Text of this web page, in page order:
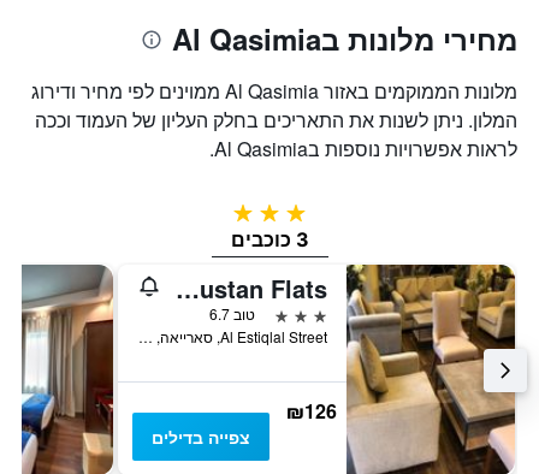
מחירי מלונות בAl Qasimia
מלונות הממוקמים באזור Al Qasimia ממוינים לפי מחיר ודירוג
המלון. ניתן לשנות את התאריכים בחלק העליון של העמוד וככה
לראות אפשרויות נוספות בAl Qasimia.
3 כוכבים
3 כוכבים
Al Bustan Flats
3 כוכבים
טוב 6.7
Al Estiqlal Street, סארייאה, איחוד האמירויות הערביות
₪126
צפייה בדילים